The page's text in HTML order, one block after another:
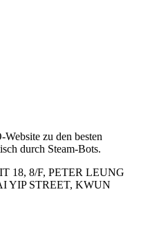
zu den besten
durch Steam-Bots.
18, 8/F, PETER LEUNG
YIP STREET, KWUN